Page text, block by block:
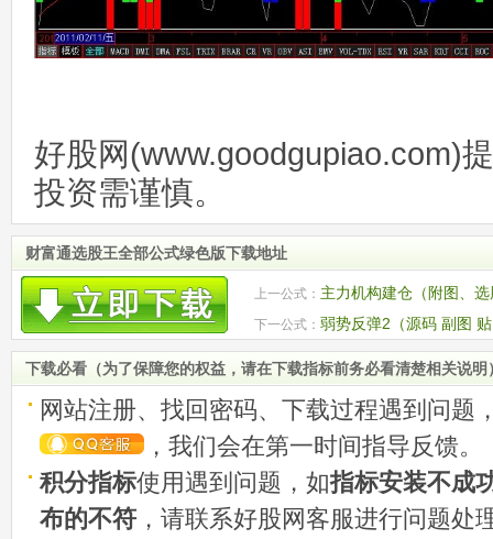
好股网(www.goodgupiao.com)
投资需谨慎。
财富通选股王全部公式绿色版下载地址
上一公式： 主力机构建仓（附图、
下一公式： 弱势反弹2（源码 副图
下载必看（为了保障您的权益，请在下载指标前务必看清楚相关说明
网站注册、找回密码、下载过程遇到问题
，我们会在第一时间指导反馈。
积分指标使用遇到问题，如指标安装不成
布的不符 ，请联系好股网客服进行问题处